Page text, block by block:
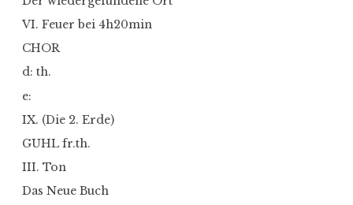
VI. Feuer bei 4h20min
CHOR
d: th.
e:
IX. (Die 2. Erde)
GUHL fr.th.
III. Ton
Das Neue Buch